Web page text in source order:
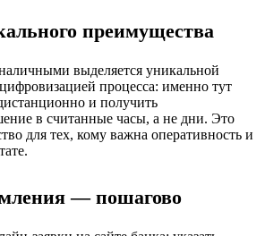
преимущества
выделяется уникальной
процесса: именно тут
и получить
в считанные часы, а не дни. Это
для тех, кому важна оперативность и
— пошагово